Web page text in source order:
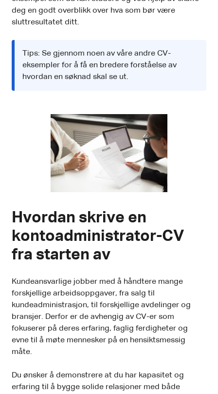
deg en godt overblikk over hva som bør være
sluttresultatet ditt.
Tips: Se gjennom noen av våre andre CV-
eksempler for å få en bredere forståelse av
hvordan en søknad skal se ut.
Hvordan skrive en
kontoadministrator-CV
fra starten av
Kundeansvarlige jobber med å håndtere mange
forskjellige arbeidsoppgaver, fra salg til
kundeadministrasjon, til forskjellige avdelinger og
bransjer. Derfor er de avhengig av CV-er som
fokuserer på deres erfaring, faglig ferdigheter og
evne til å møte mennesker på en hensiktsmessig
måte.
Du ønsker å demonstrere at du har kapasitet og
erfaring til å bygge solide relasjoner med både